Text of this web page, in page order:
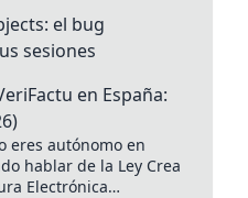
el bug
sesiones
en España:
eres autónomo en
hablar de la Ley Crea
Electrónica